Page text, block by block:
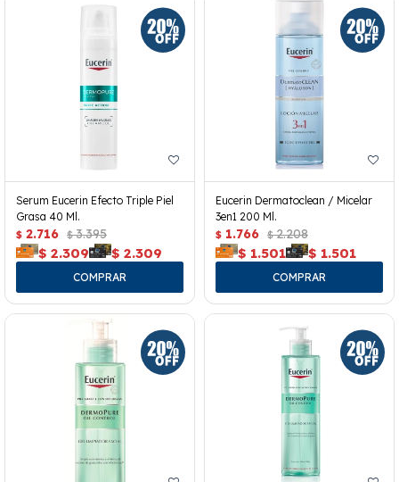
Serum Eucerin Efecto Triple Piel
Grasa 40 Ml.
$ 2.716 $ 3.395
$ 2.309 $ 2.309
Eucerin Dermatoclean / Micelar
3en1 200 Ml.
$ 1.766 $ 2.208
$ 1.501 $ 1.501